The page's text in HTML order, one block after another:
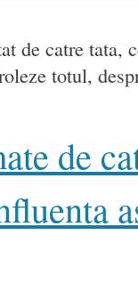
de catre tata,
totul,
de